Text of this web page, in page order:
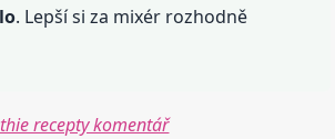
. Lepší si za mixér rozhodně
recepty komentář